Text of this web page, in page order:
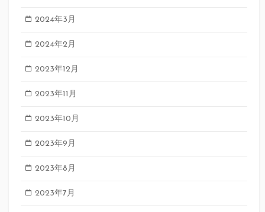
2024年3月
2024年2月
2023年12月
2023年11月
2023年10月
2023年9月
2023年8月
2023年7月